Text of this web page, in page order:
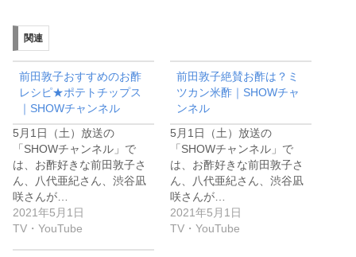
関連
前田敦子おすすめのお酢
レシピ★ポテトチップス
｜SHOWチャンネル
5月1日（土）放送の
「SHOWチャンネル」で
は、お酢好きな前田敦子さ
ん、八代亜紀さん、渋谷凪
咲さんが…
2021年5月1日
TV・YouTube
前田敦子絶賛お酢は？ミ
ツカン米酢｜SHOWチャ
ンネル
5月1日（土）放送の
「SHOWチャンネル」で
は、お酢好きな前田敦子さ
ん、八代亜紀さん、渋谷凪
咲さんが…
2021年5月1日
TV・YouTube